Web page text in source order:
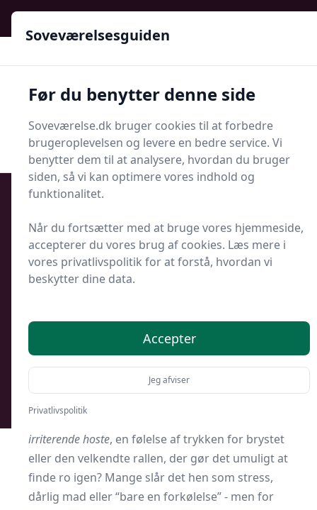
Soveværelsesguiden
Søg nu
Søg nu
Udgivet i Søvn og Sundhed
Er natlig astma årsagen til dine
opvågninger?
AfSoveværelse.dk 11. marts 2026
Vågner du flere gange hver nat med en
irriterende hoste, en følelse af trykken for brystet
eller den velkendte rallen, der gør det umuligt at
finde ro igen? Mange slår det hen som stress,
dårlig mad eller “bare en forkølelse” - men for
Soveværelsesguiden
Før du benytter denne side
Soveværelse.dk bruger cookies til at forbedre
brugeroplevelsen og levere en bedre service. Vi
benytter dem til at analysere, hvordan du bruger
siden, så vi kan optimere vores indhold og
funktionalitet.
Når du fortsætter med at bruge vores hjemmeside,
accepterer du vores brug af cookies. Læs mere i
vores privatlivspolitik for at forstå, hvordan vi
beskytter dine data.
Accepter
Jeg afviser
Privatlivspolitik